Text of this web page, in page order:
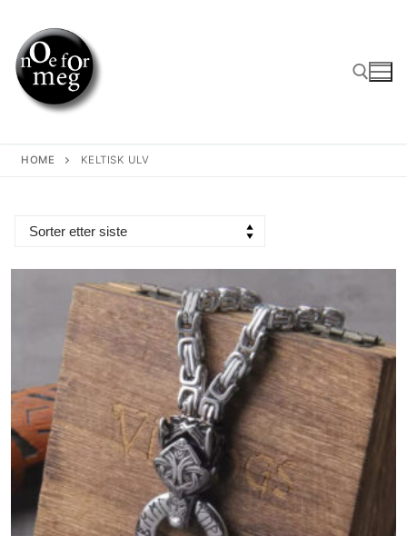
content
HOME KELTISK ULV